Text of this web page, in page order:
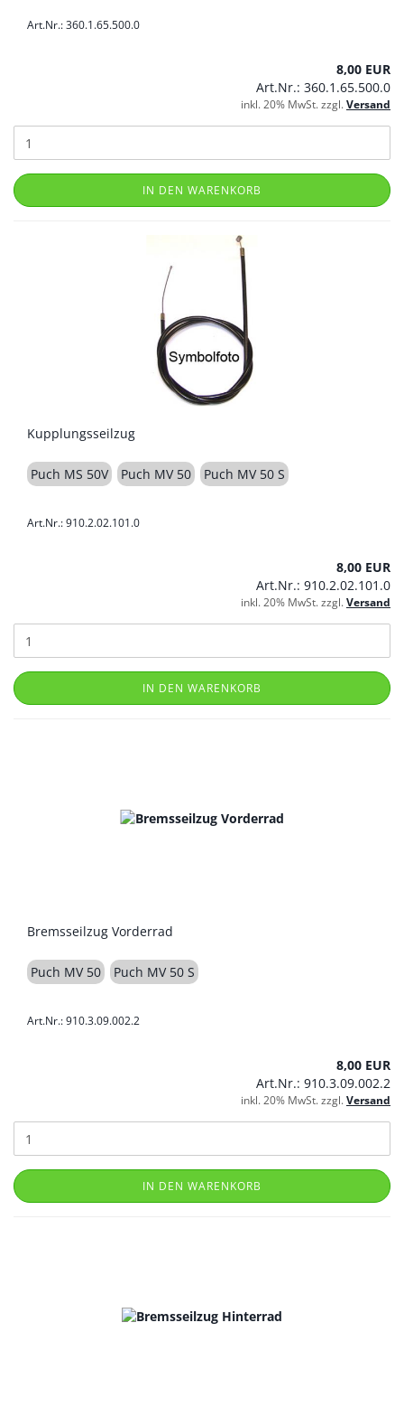
Art.Nr.: 360.1.65.500.0
8,00 EUR
Art.Nr.: 360.1.65.500.0
inkl. 20% MwSt. zzgl.Versand
IN DEN WARENKORB
Kupplungsseilzug
Puch MS 50V Puch MV 50 Puch MV 50 S
Art.Nr.: 910.2.02.101.0
8,00 EUR
Art.Nr.: 910.2.02.101.0
inkl. 20% MwSt. zzgl.Versand
IN DEN WARENKORB
Bremsseilzug Vorderrad
Puch MV 50 Puch MV 50 S
Art.Nr.: 910.3.09.002.2
8,00 EUR
Art.Nr.: 910.3.09.002.2
inkl. 20% MwSt. zzgl.Versand
IN DEN WARENKORB